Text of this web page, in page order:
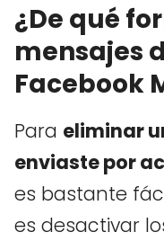
¿De qué
mensajes
Facebook
Para eliminar
enviaste por
es bastante
es desactivar